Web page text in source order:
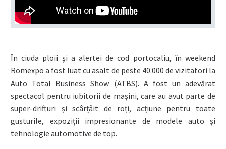
În ciuda ploii și a alertei de cod portocaliu, în weekend
Romexpo a fost luat cu asalt de peste 40.000 de vizitatori la
Auto Total Business Show (ATBS). A fost un adevărat
spectacol pentru iubitorii de mașini, care au avut parte de
super-drifturi și scârțâit de roți, acțiune pentru toate
gusturile, expoziții impresionante de modele auto și
tehnologie automotive de top.